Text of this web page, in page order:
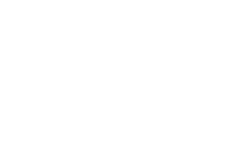
些？搬家禁忌要注